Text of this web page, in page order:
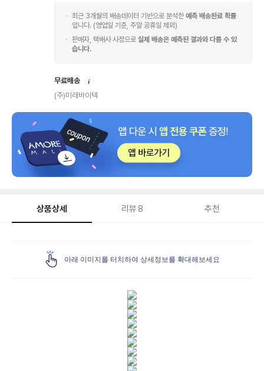
최근 3개월의 배송데이터 기반으로 분석한 예측 배송완료 확률
입니다. (영업일 기준, 주말 공휴일 제외)
판매자, 택배사 사정으로 실제 배송은 예측된 결과와 다를 수 있
습니다.
무료배송
(주)미래바이텍
상품상세 리뷰 8 추천
아래 이미지를 터치하여 상세정보를 확대해보세요